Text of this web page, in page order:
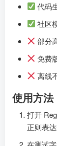
代码
社区
部分
免费
离线
使用方法
打开
正则表